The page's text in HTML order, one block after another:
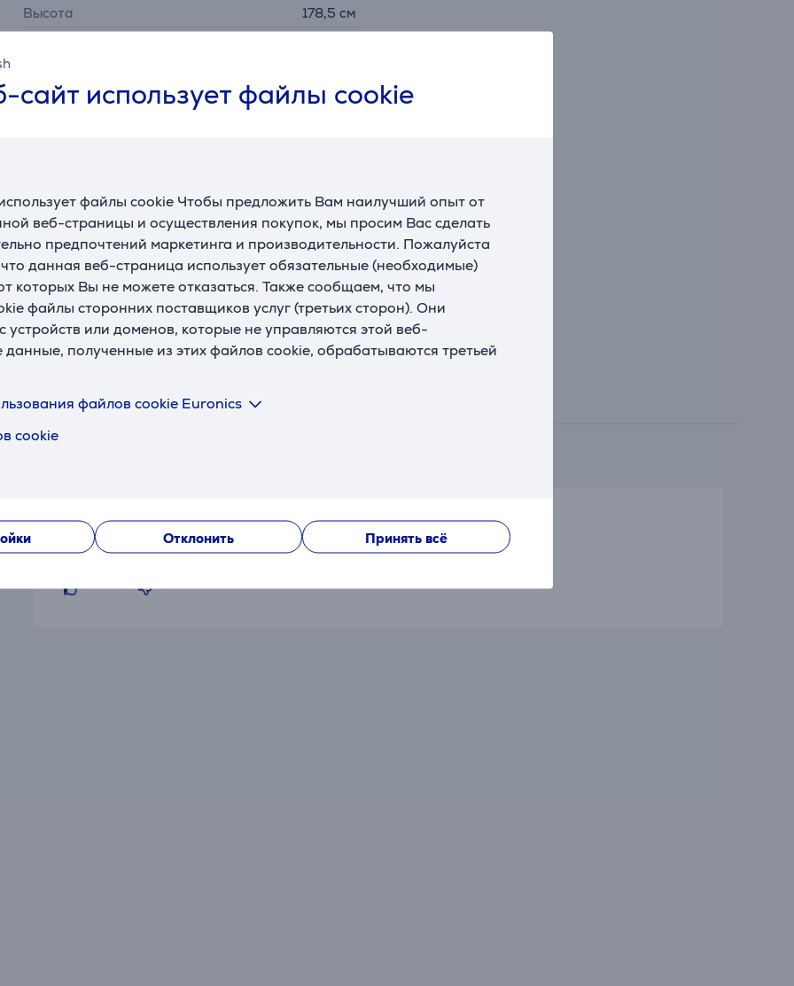
сайт использует файлы cookie
файлы cookie Чтобы предложить Вам наилучший опыт от
веб-страницы и осуществления покупок, мы просим Вас сделать
предпочтений маркетинга и производительности. Пожалуйста
данная веб-страница использует обязательные (необходимые)
которых Вы не можете отказаться. Также сообщаем, что мы
файлы сторонних поставщиков услуг (третьих сторон). Они
устройств или доменов, которые не управляются этой веб-
данные, полученные из этих файлов cookie, обрабатываются третьей
файлов cookie Euronics
cookie
Отклонить Принять всё
Высота
178,5 см
Вес
134 кг
Отзывы
Клиент Euronics!
21.02.2025 12:24